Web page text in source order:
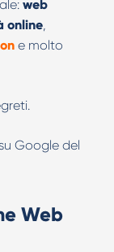
web
online,
e molto
Google del
Web